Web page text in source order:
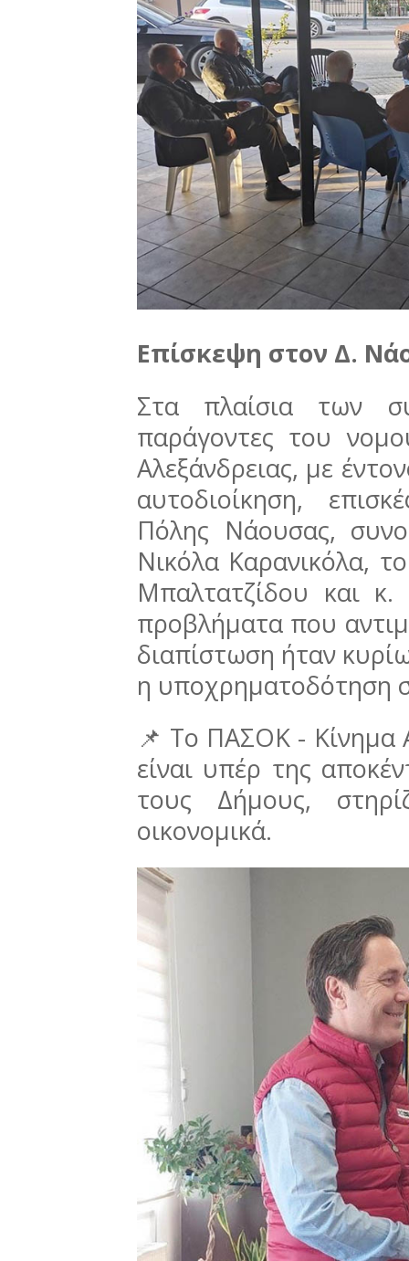
Επίσκεψη στον Δ.
Στα πλαίσια των
παράγοντες του
Αλεξάνδρειας, με
αυτοδιοίκηση,
Πόλης Νάουσας,
Νικόλα Καρανικόλα,
Μπαλτατζίδου και κ.
προβλήματα που
διαπίστωση ήταν
η υποχρηματοδότηση
📌 Το ΠΑΣΟΚ - Κίνημα
είναι υπέρ της
τους Δήμους,
οικονομικά.